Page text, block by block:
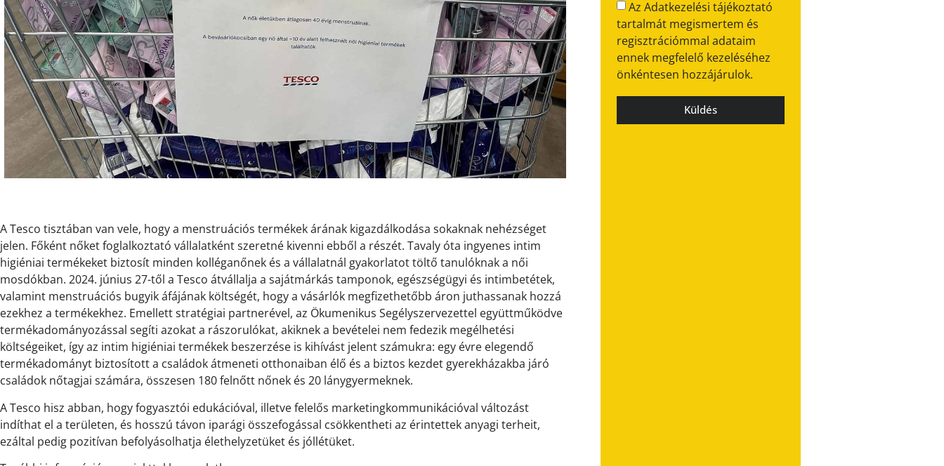
A Tesco tisztában van vele, hogy a menstruációs termékek árának kigazdálkodása sokaknak nehézséget
jelen. Főként nőket foglalkoztató vállalatként szeretné kivenni ebből a részét. Tavaly óta ingyenes intim
higiéniai termékeket biztosít minden kolléganőnek és a vállalatnál gyakorlatot töltő tanulóknak a női
mosdókban. 2024. június 27-től a Tesco átvállalja a sajátmárkás tamponok, egészségügyi és intimbetétek,
valamint menstruációs bugyik áfájának költségét, hogy a vásárlók megfizethetőbb áron juthassanak hozzá
ezekhez a termékekhez. Emellett stratégiai partnerével, az Ökumenikus Segélyszervezettel együttműködve
termékadományozással segíti azokat a rászorulókat, akiknek a bevételei nem fedezik megélhetési
költségeiket, így az intim higiéniai termékek beszerzése is kihívást jelent számukra: egy évre elegendő
termékadományt biztosított a családok átmeneti otthonaiban élő és a biztos kezdet gyerekházakba járó
családok nőtagjai számára, összesen 180 felnőtt nőnek és 20 lánygyermeknek.
A Tesco hisz abban, hogy fogyasztói edukációval, illetve felelős marketingkommunikációval változást
indíthat el a területen, és hosszú távon iparági összefogással csökkentheti az érintettek anyagi terheit,
ezáltal pedig pozitívan befolyásolhatja élethelyzetüket és jóllétüket.
Az Adatkezelési tájékoztató
tartalmát megismertem és
regisztrációmmal adataim
ennek megfelelő kezeléséhez
önkéntesen hozzájárulok.
Küldés